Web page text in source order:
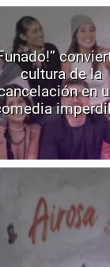
cultura de la
en